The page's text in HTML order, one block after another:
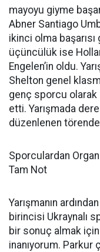
mayoyu giyme
Abner Santiago
ikinci olma
üçüncülük ise
Engelen’in oldu.
Shelton genel
genç sporcu olarak
etti. Yarışmada
düzenlenen
Sporculardan
Tam Not
Yarışmanın
birincisi Ukraynalı
bir sonuç almak
inanıyorum. Parkur